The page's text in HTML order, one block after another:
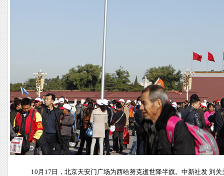
10月17日，北京天安门广场为西哈努克逝世降半旗。中新社发 刘关